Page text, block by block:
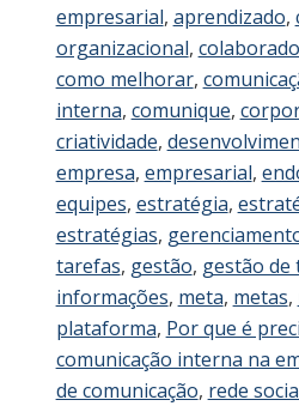
empresarial, aprendizado,
organizacional,
como melhorar,
interna, comunique,
criatividade,
empresa, empresarial,
equipes, estratégia,
estratégias,
tarefas, gestão, gestão de
informações, meta, metas,
plataforma, Por que é
comunicação interna na
de comunicação, rede